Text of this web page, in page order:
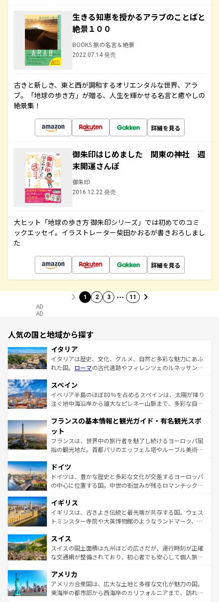
生きる知恵を授かるアラブのことばと
絶景１００
BOOKS 旅の名言＆絶景
2022.07.14 発売
古きと新しき、東と西が調和するオリエンタルな世界、アラ
ブ。「地球の歩き方」が贈る、人生を輝かせる名言と癒やしの
絶景集！
詳細を見る
御朱印はじめました 関東の神社 週
末開運さんぽ
御朱印
2016.12.22 発売
大ヒット「地球の歩き方 御朱印シリーズ」では初めてのコミ
ックエッセイ。イラストレーター柴田かおるが書きおろしまし
た
詳細を見る
1 2 3 … 11
AD
AD
人気の国と地域から探す
イタリア
イタリアは歴史、文化、グルメ、自然と多彩な魅力にあふ
れた国。 ローマの古代遺跡やフィレンツェのルネッサンス
ろん、トスカーナの美しい田園風景やアマルフィ海岸の絶
景など、自然景観も見逃せない。観光の合間には、本場の
ピザやパスタなど、絶品のイタリア料理を堪能することも
ませてくれるイタリアで、忘れられない旅をしてみよう！
なお、新着のイタリア情報は
しい。
スペイン
イベリア半島のほぼ80％を占めるスペインは、太陽が降り
注ぐ地中海沿岸から雄大なピレネー山脈まで、多彩な自然
文化が根付くこの国では、情熱的なフラメンコ、熱気あふ
れる闘牛、そして美味しいタパスが生活の一部となってい
る。首都マドリードの洗練された雰囲気や、バルセロナの
アートに溢れた街角から、地方では古代ローマ遺跡や中世
せる。地方によって風土や気候が異なるスペインはその個
性で訪れる人を魅了する。 なお、新着のスペイン情報は コ
ンテンツ一覧を参照してほしい。
フランスの基本情報と観光ガイド・有名観光スポ
ット
フランスは、世界中の旅行者を魅了し続けるヨーロッパ屈
指の観光地だ。首都パリのエッフェル塔やルーブル美術館
で、幅広い魅力が詰まっている。華麗な宮殿、歴史的な大
聖堂、美しいビーチ、そして豊かな自然が、訪れる者を心
から魅了する。また、フランスは美食の国としても知ら
いる。シャンパンの発祥地であるランス、プロヴァンスの
香り高いラベンダー畑など、多彩な楽しみ方が可能だ。さ
らに、パリ以外の地域にも魅力が溢れており、どの街角に
れる地方に足を運ぶとそれぞれで全く異なる文化を体験で
きるだろう。 なお、新着のフランス情報はコンテンツ一覧
を参照してほしい。
ドイツ
ドイツは、豊かな歴史と多彩な文化が交差するヨーロッパ
の中心に位置する国。中世の街並みが残るロマンチック街
顔を持つこの国は、どこを歩いても飽きることがない。ベ
ルリンの文化的活気、バイエルン州のアルプスの絶景、そ
してライン川沿いのワイン畑といった風景は必見。ビール
は、お酒好きな人にはぜひ体験してほしい。 なお、新着の
ドイツ情報はコンテンツ一覧を参照してほしい。
イギリス
イギリスは、古きよき伝統と最先端が共存する国。ウェス
トミンスター寺院や大英博物館のようなランドマーク、歴
リアごとに異なる魅力がある。また、優雅なアフタヌーン
ティー、ビール好きにはたまらない英国パブ、サッカー観
戦など、本場だからこそできる体験も豊富。イギリスを旅
ンツ一覧を参照してほしい。
スイス
スイスの国土面積は九州ほどの広さだが、運行時刻が正確
な交通網が整備されており、初心者でも安心して個人旅行
の建物がそのまま残る町や、スイスならではのユニークな
博物館もあり、アルプス観光だけでなく町歩きも満喫する
ことができる。国民の所得が高いため物価も高いが、旅行
アメリカ
アメリカ合衆国は、広大な土地と多様な文化が魅力の国。
東海岸の都市部から西海岸のカリフォルニアまで、訪れる